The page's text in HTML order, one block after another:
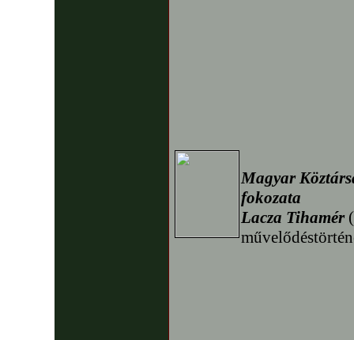
Magyar
fokozata
Lacza Tihamér